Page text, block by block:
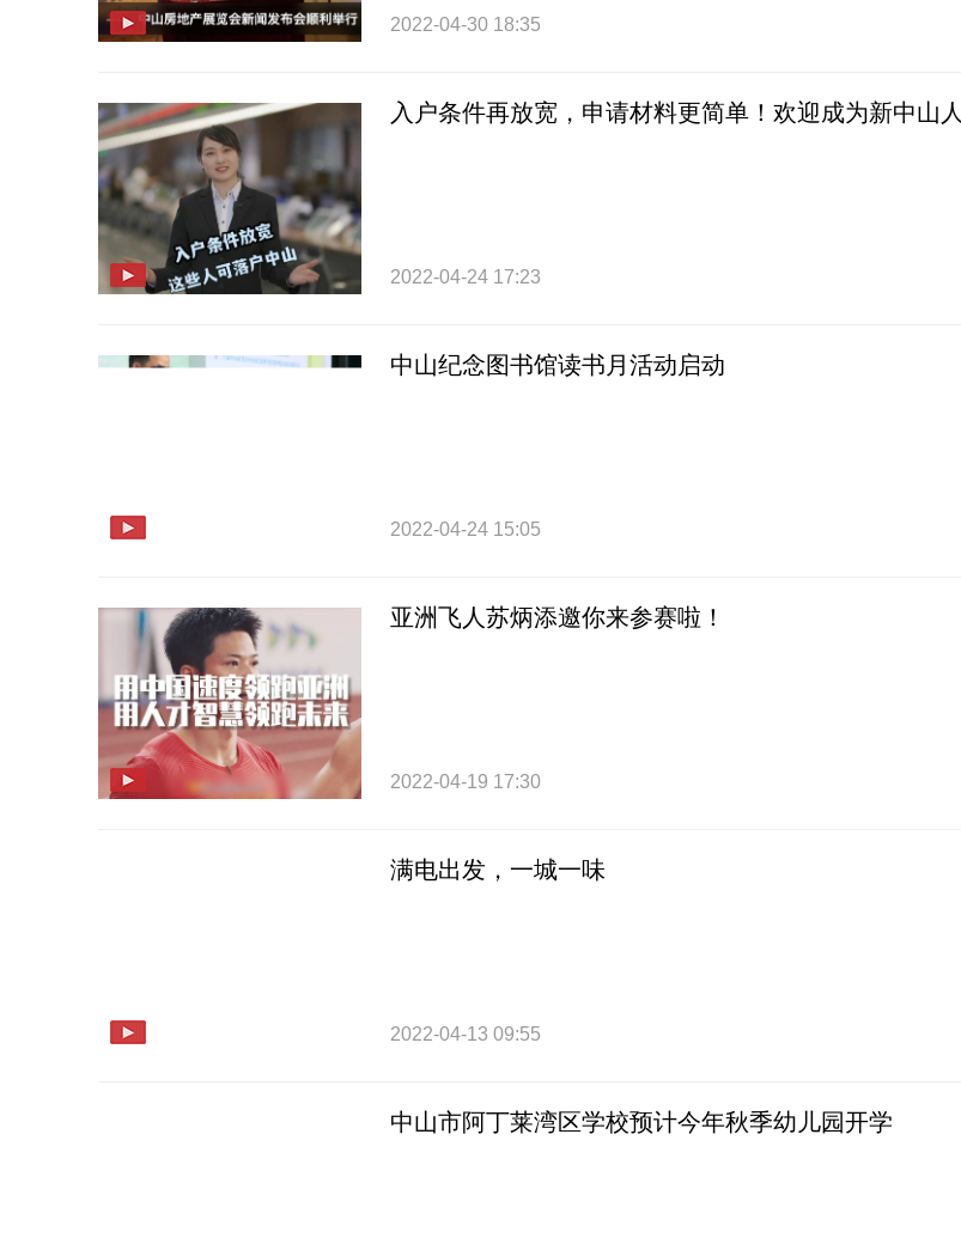
2022-04-30 18:35
入户条件再放宽，申请材料更简单！欢迎成为新中山人
2022-04-24 17:23
中山纪念图书馆读书月活动启动
2022-04-24 15:05
亚洲飞人苏炳添邀你来参赛啦！
2022-04-19 17:30
满电出发，一城一味
2022-04-13 09:55
中山市阿丁莱湾区学校预计今年秋季幼儿园开学